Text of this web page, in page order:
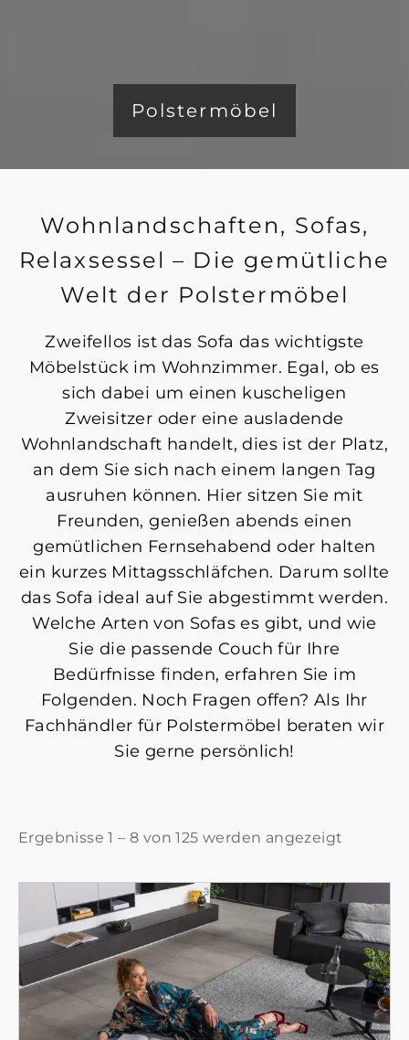
Polstermöbel
Wohnlandschaften, Sofas,
Relaxsessel – Die gemütliche
Welt der Polstermöbel
Zweifellos ist das Sofa das wichtigste
Möbelstück im Wohnzimmer. Egal, ob es
sich dabei um einen kuscheligen
Zweisitzer oder eine ausladende
Wohnlandschaft handelt, dies ist der Platz,
an dem Sie sich nach einem langen Tag
ausruhen können. Hier sitzen Sie mit
Freunden, genießen abends einen
gemütlichen Fernsehabend oder halten
ein kurzes Mittagsschläfchen. Darum sollte
das Sofa ideal auf Sie abgestimmt werden.
Welche Arten von Sofas es gibt, und wie
Sie die passende Couch für Ihre
Bedürfnisse finden, erfahren Sie im
Folgenden. Noch Fragen offen? Als Ihr
Fachhändler für Polstermöbel beraten wir
Sie gerne persönlich!
Ergebnisse 1 – 8 von 125 werden angezeigt